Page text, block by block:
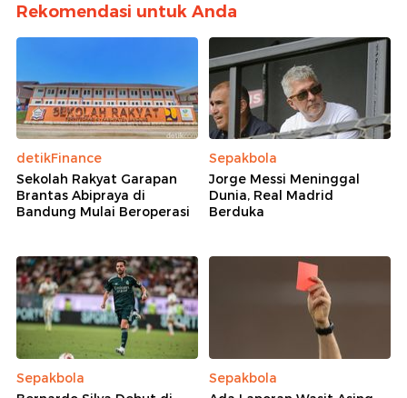
Rekomendasi untuk Anda
detikFinance
Sekolah Rakyat Garapan
Brantas Abipraya di
Bandung Mulai Beroperasi
Sepakbola
Jorge Messi Meninggal
Dunia, Real Madrid
Berduka
Sepakbola
Sepakbola